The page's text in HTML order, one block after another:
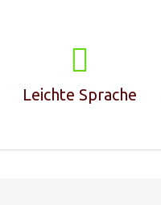
Leichte Sprache